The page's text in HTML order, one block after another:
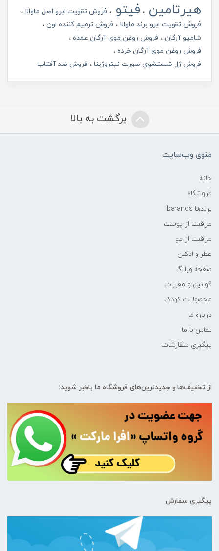
هیرتامین فیتو
فروش تقویت ابرو اصل ماوالا
فروش تقویت ابرو برند ماوالا
فروش ترمیم کننده اون
شامپو آرگان
فروش روغن موی آرگان عمده
فروش روغن موی آرگان خرده
فروش ژل شستشوی صورت نیتروژینا
فروش ضد آفتاب
برگشت به بالا
منوی وب‌سایت
خانه
فروشگاه
برندها barands
مراقبت از پوست
مراقبت از مو
عطر و ادکلن
صفحه وبلاگ
قوانین و مقررات
محصولات کودک
درباره ما
تماس با ما
پیگیری سفارشات
از تخفیف‌ها و جدیدترین‌های فروشگاه ما باخبر شوید:
پیگیری سفارش